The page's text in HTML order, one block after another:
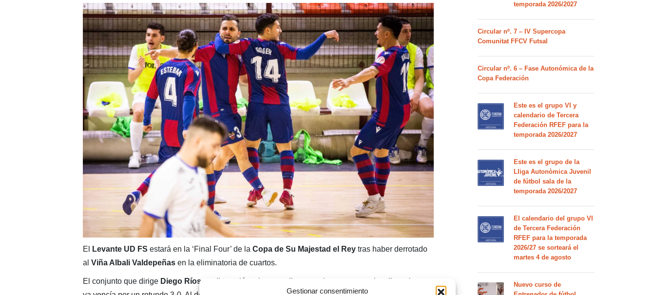
Gestionar consentimiento
El Levante UD FS estará en la ‘Final Four’ de la Copa de Su Majestad el Reytras haber derrotado
al Viña Albali Valdepeñasen la eliminatoria de cuartos.
El conjunto que dirige Diego Ríos no dio opción a los castellano-machegos, pues a los diez minutos
temporada 2026/2027
Circular nº. 7 – IV Supercopa
Comunitat FFCV Futsal
Circular nº. 6 – Fase Autonómica de la
Copa Federación
Este es el grupo VI y
calendario de Tercera
Federación RFEF para la
temporada 2026/2027
Este es el grupo de la
Lliga Autonòmica Juvenil
de fútbol sala de la
temporada 2026/2027
El calendario del grupo VI
de Tercera Federación
RFEF para la temporada
2026/27 se sorteará el
martes 4 de agosto
Nuevo curso de